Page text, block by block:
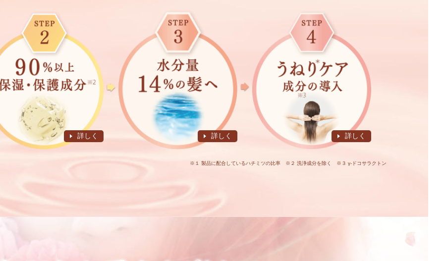
詳しく 詳しく 詳しく
※１ 製品に配合しているハチミツの比率 ※２ 洗浄成分を除く ※３ γ-ドコサラクトン